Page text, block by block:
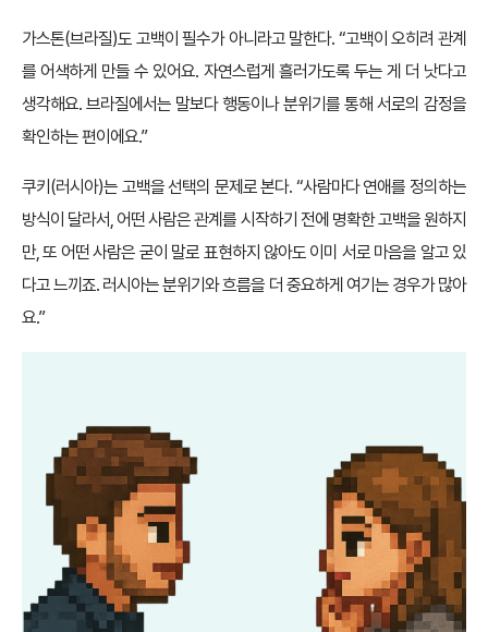
가스톤(브라질)도 고백이 필수가 아니라고 말한다. “고백이 오히려 관계
를 어색하게 만들 수 있어요. 자연스럽게 흘러가도록 두는 게 더 낫다고
생각해요. 브라질에서는 말보다 행동이나 분위기를 통해 서로의 감정을
확인하는 편이에요.”
쿠키(러시아)는 고백을 선택의 문제로 본다. “사람마다 연애를 정의하는
방식이 달라서, 어떤 사람은 관계를 시작하기 전에 명확한 고백을 원하지
만, 또 어떤 사람은 굳이 말로 표현하지 않아도 이미 서로 마음을 알고 있
다고 느끼죠. 러시아는 분위기와 흐름을 더 중요하게 여기는 경우가 많아
요.”